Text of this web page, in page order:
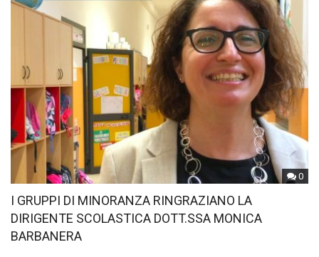
0
I GRUPPI DI MINORANZA RINGRAZIANO LA
DIRIGENTE SCOLASTICA DOTT.SSA MONICA
BARBANERA